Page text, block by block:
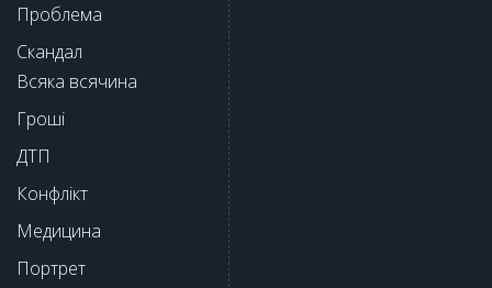
Проблема
Скандал
Всяка всячина
Гроші
ДТП
Конфлікт
Медицина
Портрет